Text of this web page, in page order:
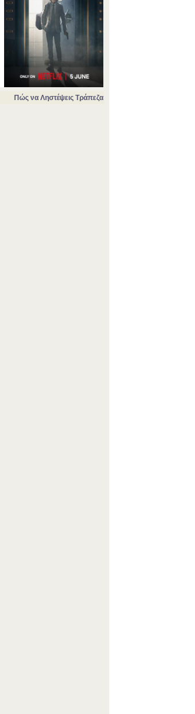
Πώς να Ληστέψεις Τράπεζα